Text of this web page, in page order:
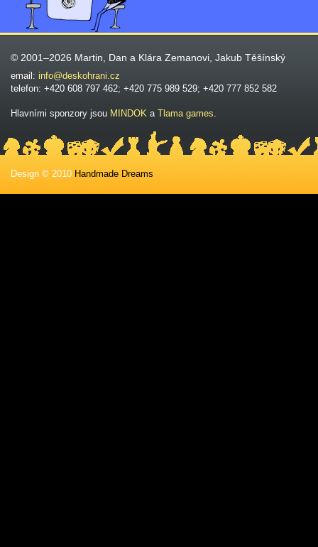
© 2001–2026 Martin, Dan a Klára Zemanovi, Jakub Těšínský
email: info@deskohrani.cz
telefon: +420 608 797 462; +420 775 989 529; +420 777 852 582
Hlavními sponzory jsou MINDOK a Tlama games.
Design © 2010 Handmade Dreams